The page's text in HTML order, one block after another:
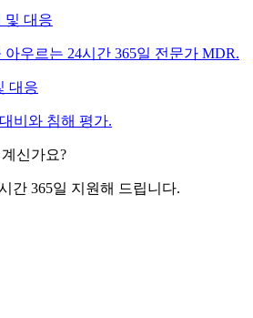
및 대응
아우르는 24시간 365일 전문가 MDR.
대응
비와 침해 평가.
신가요?
간 365일 지원해 드립니다.